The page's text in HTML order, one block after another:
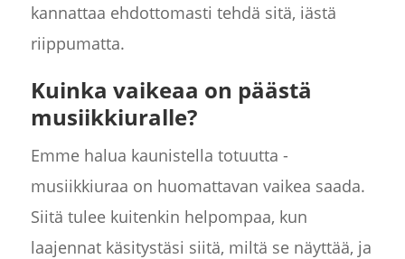
kannattaa ehdottomasti tehdä sitä, iästä
riippumatta.
Kuinka vaikeaa on päästä
musiikkiuralle?
Emme halua kaunistella totuutta -
musiikkiuraa on huomattavan vaikea saada.
Siitä tulee kuitenkin helpompaa, kun
laajennat käsitystäsi siitä, miltä se näyttää, ja